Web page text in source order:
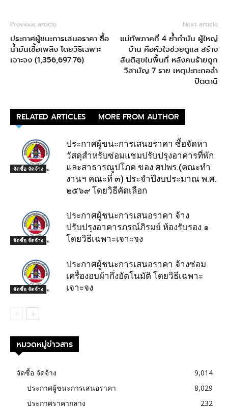
Previous article
ประกาศผู้ชนะการเสนอราคา ซื้อ
น้ำมันเชื้อเพลิง โดยวิธีเฉพาะ
เจาะจง (1,356,697.76)
Next article
แม่ทัพภาคที่ 4 ย้ำกำนัน ผู้ใหญ่
บ้าน คือหัวใจช่วยดูแล สร้าง
สันติสุขในพื้นที่ หลังคนร้ายถูก
วิสามัญ 7 ราย เหตุปะทะกอลำ
ปัตตานี
RELATED ARTICLES MORE FROM AUTHOR
จัดซื้อ จัดจ้าง
ประกาศผู้ขนะการเสนอราคา ซื้อจัดหา
วัสดุสำหรับซ่อมแชมปรับปรุงอาคารที่พัก
และสาธารณูปโภค ของ ศปพร.(คณะทำ
งานฯ คณะที่ ๓) ประจำปีงบประมาณ พ.ศ.
๒๕๖๙ โดยวิธีคัดเลือก
จัดซื้อ จัดจ้าง
ประกาศผู้ชนะการเสนอราคา จ้าง
ปรับปรุงอาคารภรณ์ภิรมย์ ห้องรับรอง ๑
โดยวิธีเฉพาะเจาะจง
จัดซื้อ จัดจ้าง
ประกาศผู้ชนะการเสนอราคา จ้างซ่อม
เครื่องอบผ้ากึ่งอัตโนมัติ โดยวิธีเฉพาะ
เจาะจง
หมวดหมู่ข่าวสาร
จัดซื้อ จัดจ้าง
9,014
ประกาศผู้ชนะการเสนอราคา
8,029
ประกาศราคากลาง
232